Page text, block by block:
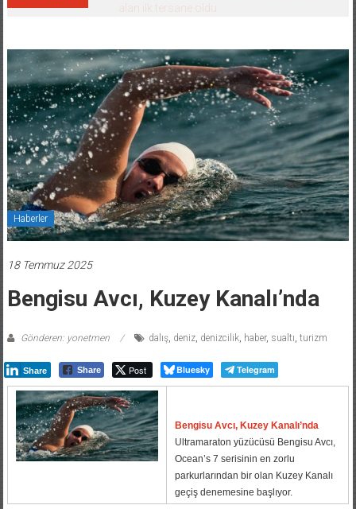
Şampiyonası’na ev sahipliği yapacak
Haberler
18 Temmuz 2025
Bengisu Avcı, Kuzey Kanalı’nda
Gönderen: yonetmen dalış, deniz, denizcilik, haber, sualtı turizm
Share Share Post Bluesky Telegram
Bengisu Avcı, Kuzey Kanalı’nda
Ultramaraton yüzücüsü Bengisu Avcı,
Ocean’s 7 serisinin en zorlu
parkurlarından bir olan Kuzey Kanalı
geçiş denemesine başlıyor.